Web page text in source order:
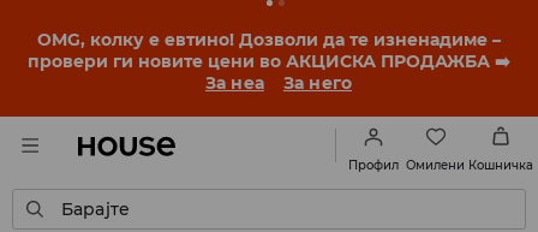
OMG, колку е евтино! Дозволи да те изненадиме –
провери ги новите цени во АКЦИСКА ПРОДАЖБА ➡️
За неа
За него
Профил Омилени Кошничка
Барајте